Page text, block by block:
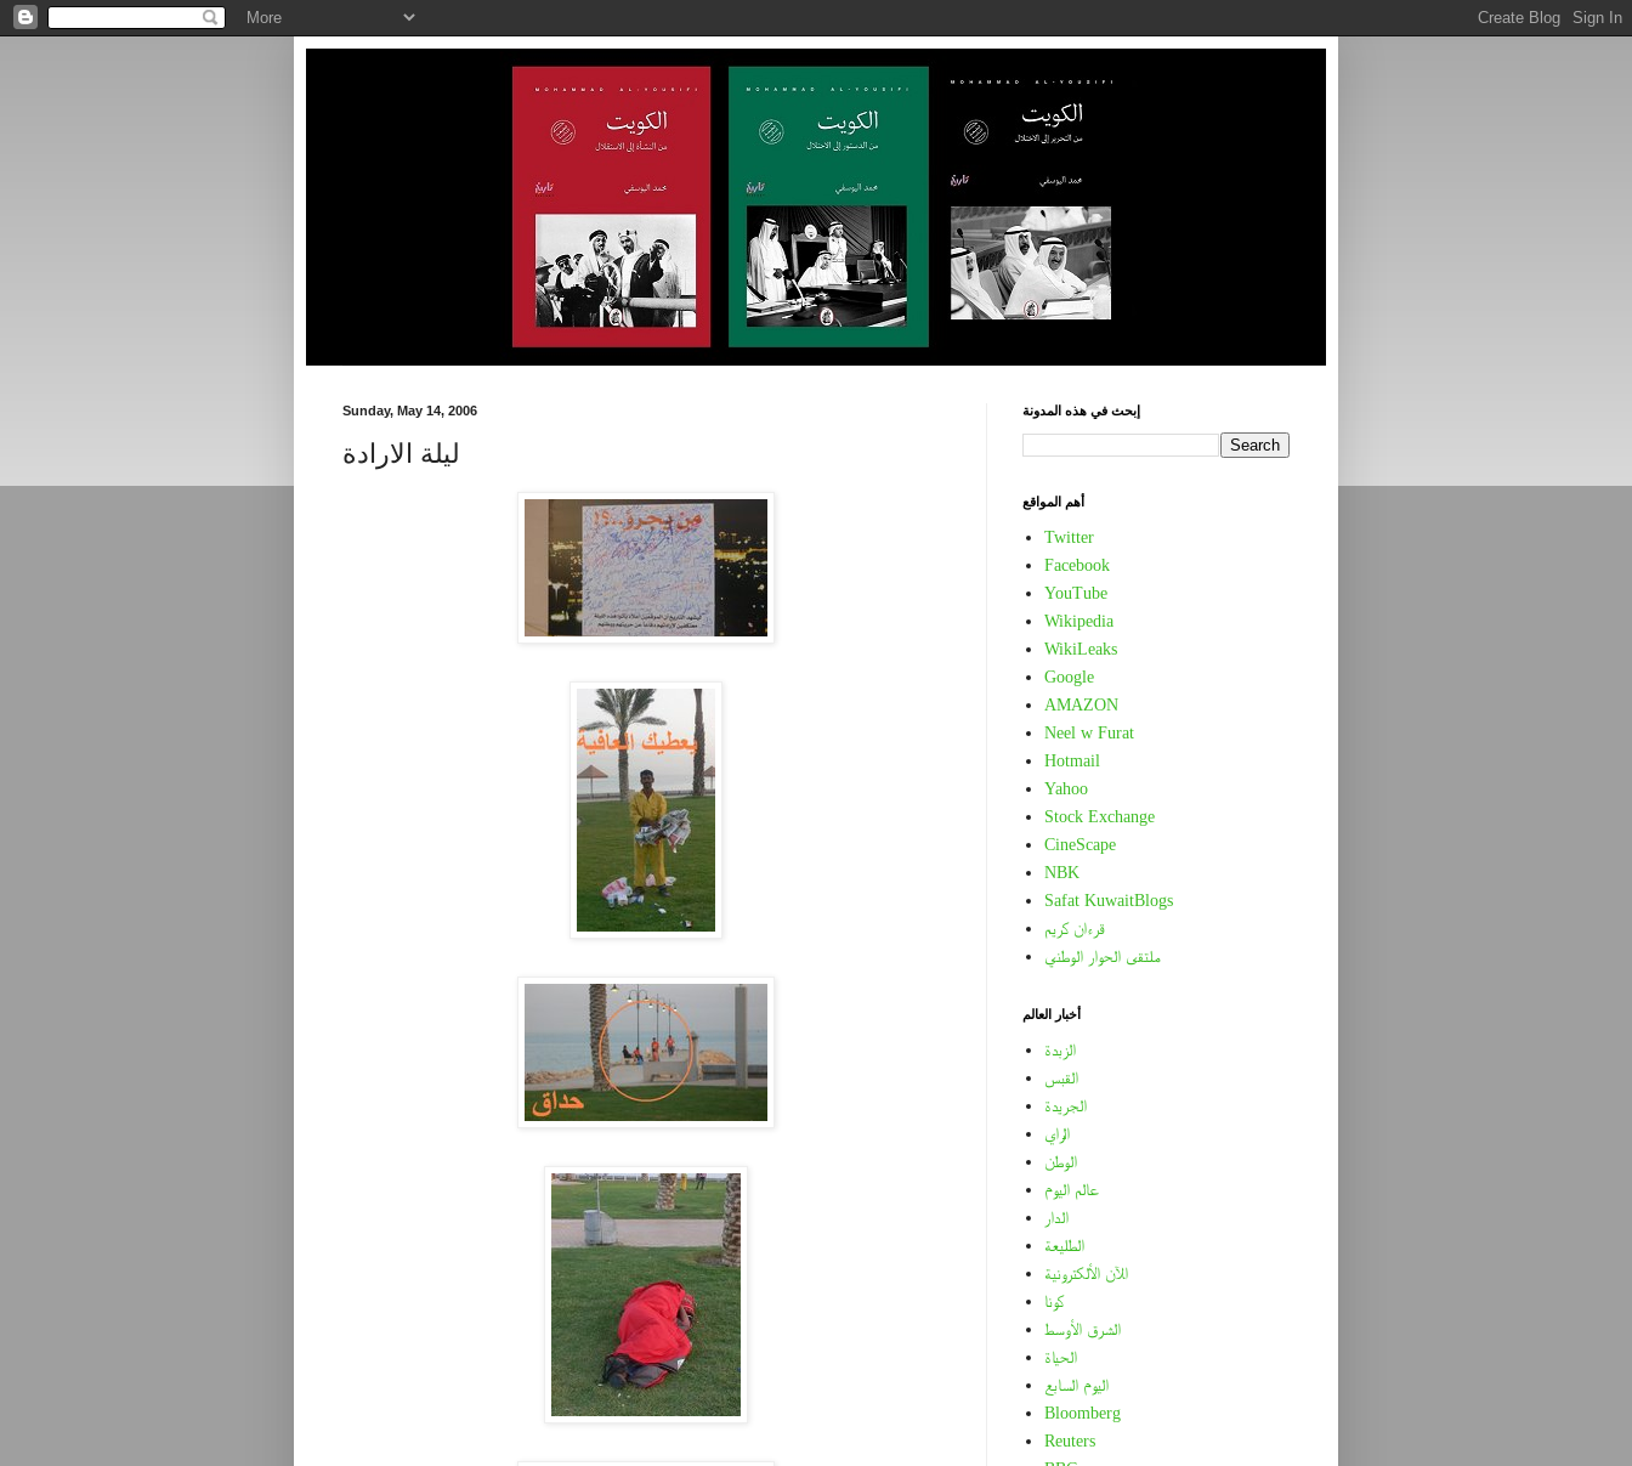
Sunday, May 14, 2006
ليلة الارادة
إبحث في هذه المدونة
أهم المواقع
Twitter
Facebook
YouTube
Wikipedia
WikiLeaks
Google
AMAZON
Neel w Furat
Hotmail
Yahoo
Stock Exchange
CineScape
NBK
Safat KuwaitBlogs
قرءان كريم
ملتقى الحوار الوطني
أخبار العالم
الزبدة
القبس
الجريدة
الراي
الوطن
عالم اليوم
الدار
الطليعة
الآن الألكترونية
كونا
الشرق الأوسط
الحياة
اليوم السابع
Bloomberg
Reuters